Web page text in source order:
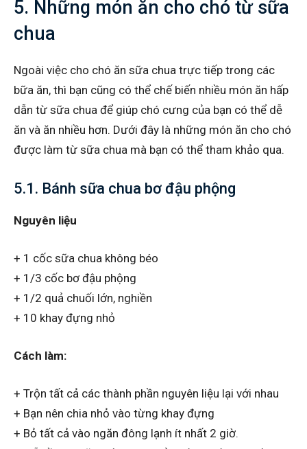
5. Những món ăn cho chó từ sữa
chua
Ngoài việc cho chó ăn sữa chua trực tiếp trong các
bữa ăn, thì bạn cũng có thể chế biến nhiều món ăn hấp
dẫn từ sữa chua để giúp chó cưng của bạn có thể dễ
ăn và ăn nhiều hơn. Dưới đây là những món ăn cho chó
được làm từ sữa chua mà bạn có thể tham khảo qua.
5.1. Bánh sữa chua bơ đậu phộng
Nguyên liệu
+ 1 cốc sữa chua không béo
+ 1/3 cốc bơ đậu phộng
+ 1/2 quả chuối lớn, nghiền
+ 10 khay đựng nhỏ
Cách làm:
+ Trộn tất cả các thành phần nguyên liệu lại với nhau
+ Bạn nên chia nhỏ vào từng khay đựng
+ Bỏ tất cả vào ngăn đông lạnh ít nhất 2 giờ.